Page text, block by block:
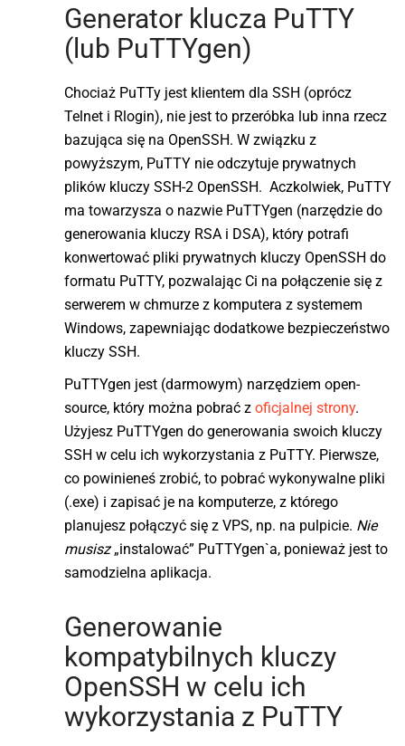
Generator klucza PuTTY
(lub PuTTYgen)
Chociaż PuTTy jest klientem dla SSH (oprócz
Telnet i Rlogin), nie jest to przeróbka lub inna rzecz
bazująca się na OpenSSH. W związku z
powyższym, PuTTY nie odczytuje prywatnych
plików kluczy SSH-2 OpenSSH. Aczkolwiek, PuTTY
ma towarzysza o nazwie PuTTYgen (narzędzie do
generowania kluczy RSA i DSA), który potrafi
konwertować pliki prywatnych kluczy OpenSSH do
formatu PuTTY, pozwalając Ci na połączenie się z
serwerem w chmurze z komputera z systemem
Windows, zapewniając dodatkowe bezpieczeństwo
kluczy SSH.
PuTTYgen jest (darmowym) narzędziem open-
source, który można pobrać z oficjalnej strony.
Użyjesz PuTTYgen do generowania swoich kluczy
SSH w celu ich wykorzystania z PuTTY. Pierwsze,
co powinieneś zrobić, to pobrać wykonywalne pliki
(.exe) i zapisać je na komputerze, z którego
planujesz połączyć się z VPS, np. na pulpicie. Nie
musisz„instalować” PuTTYgen`a, ponieważ jest to
samodzielna aplikacja.
Generowanie
kompatybilnych kluczy
OpenSSH w celu ich
wykorzystania z PuTTY